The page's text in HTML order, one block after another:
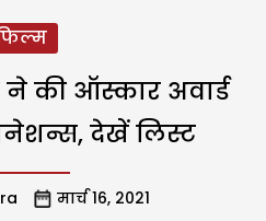
की ऑस्कार अवार्ड
देखें लिस्ट
मार्च 16, 2021